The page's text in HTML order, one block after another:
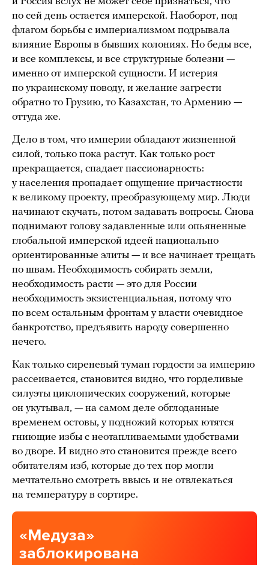
по сей день остается имперской. Наоборот, под
флагом борьбы с империализмом подрывала
влияние Европы в бывших колониях. Но беды все,
и все комплексы, и все структурные болезни —
именно от имперской сущности. И истерия
по украинскому поводу, и желание загрести
обратно то Грузию, то Казахстан, то Армению —
оттуда же.
Дело в том, что империи обладают жизненной
силой, только пока растут. Как только рост
прекращается, спадает пассионарность:
у населения пропадает ощущение причастности
к великому проекту, преобразующему мир. Люди
начинают скучать, потом задавать вопросы. Снова
поднимают голову задавленные или опьяненные
глобальной имперской идеей национально
ориентированные элиты — и все начинает трещать
по швам. Необходимость собирать земли,
необходимость расти — это для России
необходимость экзистенциальная, потому что
по всем остальным фронтам у власти очевидное
банкротство, предъявить народу совершенно
нечего.
Как только сиреневый туман гордости за империю
рассеивается, становится видно, что горделивые
силуэты циклопических сооружений, которые
он укутывал, — на самом деле обглоданные
временем остовы, у подножий которых ютятся
гниющие избы с неотапливаемыми удобствами
во дворе. И видно это становится прежде всего
обитателям изб, которые до тех пор могли
мечтательно смотреть ввысь и не отвлекаться
на температуру в сортире.
«Медуза»
заблокирована